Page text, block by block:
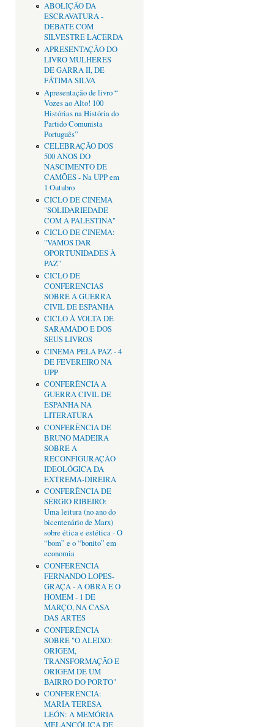
ABOLIÇÃO DA
ESCRAVATURA -
DEBATE COM
SILVESTRE LACERDA
APRESENTAÇÂO DO
LIVRO MULHERES
DE GARRA II, DE
FÁTIMA SILVA
Apresentação de livro “
Vozes ao Alto! 100
Histórias na História do
Partido Comunista
Português”
CELEBRAÇÃO DOS
500 ANOS DO
NASCIMENTO DE
CAMÕES - Na UPP em
1 Outubro
CICLO DE CINEMA
"SOLIDARIEDADE
COM A PALESTINA"
CICLO DE CINEMA:
"VAMOS DAR
OPORTUNIDADES À
PAZ"
CICLO DE
CONFERENCIAS
SOBRE A GUERRA
CIVIL DE ESPANHA
CICLO À VOLTA DE
SARAMADO E DOS
SEUS LIVROS
CINEMA PELA PAZ - 4
DE FEVEREIRO NA
UPP
CONFERÊNCIA A
GUERRA CIVIL DE
ESPANHA NA
LITERATURA
CONFERÊNCIA DE
BRUNO MADEIRA
SOBRE A
RECONFIGURAÇÂO
IDEOLÓGICA DA
EXTREMA-DIREIRA
CONFERÊNCIA DE
SÉRGIO RIBEIRO:
Uma leitura (no ano do
bicentenário de Marx)
sobre ética e estética - O
“bom” e o “bonito” em
economia
CONFERÊNCIA
FERNANDO LOPES-
GRAÇA - A OBRA E O
HOMEM - 1 DE
MARÇO, NA CASA
DAS ARTES
CONFERÊNCIA
SOBRE "O ALEIXO:
ORIGEM,
TRANSFORMAÇÃO E
ORIGEM DE UM
BAIRRO DO PORTO"
CONFERÊNCIA:
MARÍA TERESA
LEÓN: A MEMÓRIA
MELANCÓLICA DE